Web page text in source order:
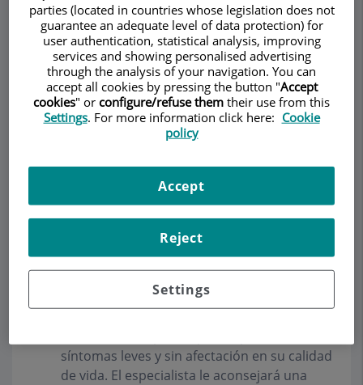
DescripciónServiciosEquipoContactoHorario
Pedir cita
Tratamiento de la HBP
obstructiva
La orientación terapéutica dependerá de la
severidad de los síntomas que presenta el
paciente y podemos dividirla en tres grupos:
síntomas leves y sin afectación en su calidad
de vida. El especialista le aconsejará una
parties (located in countries whose legislation does not
guarantee an adequate level of data protection) for
user authentication, statistical analysis, improving
services and showing personalised advertising
through the analysis of your navigation. You can
accept all cookies by pressing the button "Accept
cookies" or configure/refuse them their use from this
Settings. For more information click here: Cookie
policy
Settings
Reject
Accept